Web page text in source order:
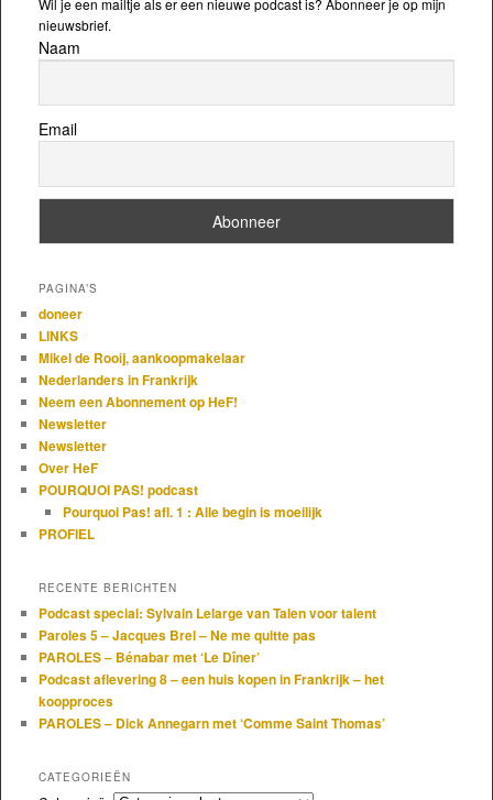
Wil je een mailtje als er een nieuwe podcast is? Abonneer je op mijn
nieuwsbrief.
Naam
Email
PAGINA’S
doneer
LINKS
Mikel de Rooij, aankoopmakelaar
Nederlanders in Frankrijk
Neem een Abonnement op HeF!
Newsletter
Newsletter
Over HeF
POURQUOI PAS! podcast
Pourquoi Pas! afl. 1 : Alle begin is moeilijk
PROFIEL
RECENTE BERICHTEN
Podcast special: Sylvain Lelarge van Talen voor talent
Paroles 5 – Jacques Brel – Ne me quitte pas
PAROLES – Bénabar met ‘Le Dîner’
Podcast aflevering 8 – een huis kopen in Frankrijk – het
koopproces
PAROLES – Dick Annegarn met ‘Comme Saint Thomas’
CATEGORIEËN